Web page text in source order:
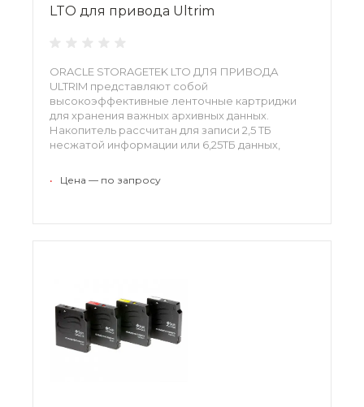
LTO для привода Ultrim
ORACLE STORAGETEK LTO ДЛЯ ПРИВОДА
ULTRIM представляют собой
высокоэффективные ленточные картриджи
для хранения важных архивных данных.
Накопитель рассчитан для записи 2,5 ТБ
несжатой информации или 6,25ТБ данных,
160 МБ/сек, ресурс одного устройства
• Цена — по запросу